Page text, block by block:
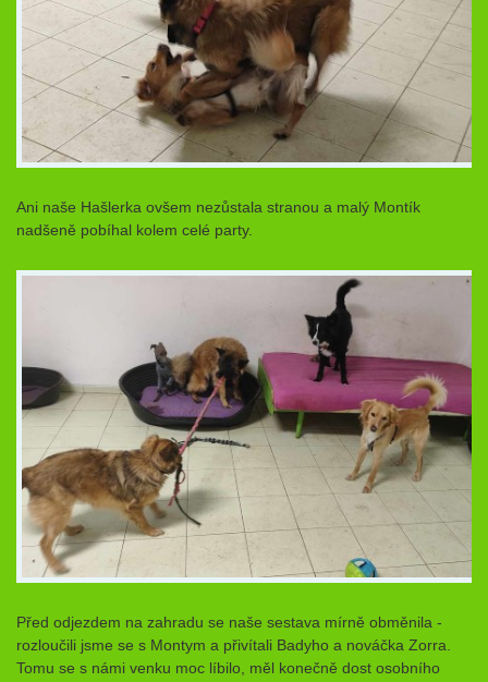
Ani naše Hašlerka ovšem nezůstala stranou a malý Montík
nadšeně pobíhal kolem celé party.
Před odjezdem na zahradu se naše sestava mírně obměnila -
rozloučili jsme se s Montym a přivítali Badyho a nováčka Zorra.
Tomu se s námi venku moc líbilo, měl konečně dost osobního